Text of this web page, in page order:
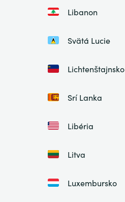
Libanon
Svätá Lucie
Lichtenštajnsko
Srí Lanka
Libéria
Litva
Luxembursko